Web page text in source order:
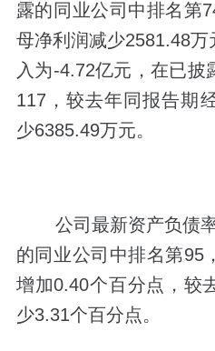
露的同业公司中排名第
母净利润减少2581.48
入为-4.72亿元，在已披
117，较去年同报告期
少6385.49万元。
公司最新资产负债率
的同业公司中排名第95
增加0.40个百分点，较
少3.31个百分点。